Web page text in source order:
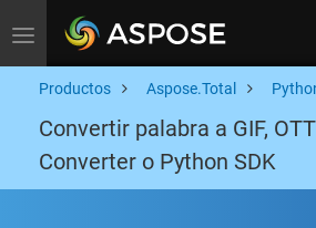
Toggle navigation
Productos Aspose.Total
Convertir palabra a GIF,
Converter o Python SDK